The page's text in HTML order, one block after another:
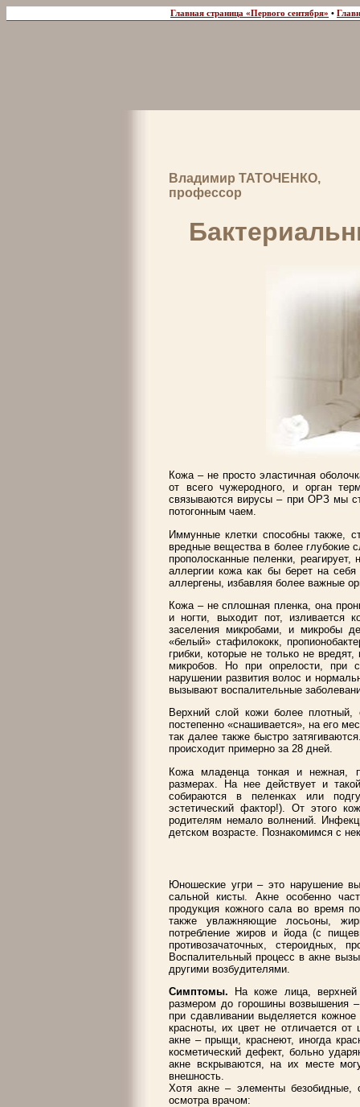
Главная страница «Первого сентября» •
Владимир ТАТОЧЕНКО,
профессор
Кожа – не просто эластичная
от всего чужеродного, и орган
связываются вирусы – при ОРЗ мы
потогонным чаем.
Иммунные клетки способны также,
вредные вещества в более глубокие
прополосканные пеленки,
аллергии кожа как бы берет на
аллергены, избавляя более важные
Кожа – не сплошная пленка, она
и ногти, выходит пот, изливается
заселения микробами, и микробы
«белый» стафилококк,
грибки, которые не только не
микробов. Но при опрелости, при
нарушении развития волос и
вызывают воспалительные
Верхний слой кожи более
постепенно «снашивается», на его
так далее также быстро
происходит примерно за 28 дней.
Кожа младенца тонкая и нежная,
размерах. На нее действует и
собираются в пеленках или
эстетический фактор!). От этого
родителям немало волнений.
детском возрасте. Познакомимся с
Юношеские угри – это нарушение
сальной кисты. Акне особенно
продукция кожного сала во время
также увлажняющие лосьоны,
потребление жиров и йода (с
противозачаточных, стероидных,
Воспалительный процесс в акне
другими возбудителями.
Симптомы.
На коже лица,
размером до горошины возвышения
при сдавливании выделяется
красноты, их цвет не отличается
акне – прыщи, краснеют, иногда
косметический дефект, больно
акне вскрываются, на их месте
внешность.
Хотя акне – элементы безобидные,
осмотра врачом: